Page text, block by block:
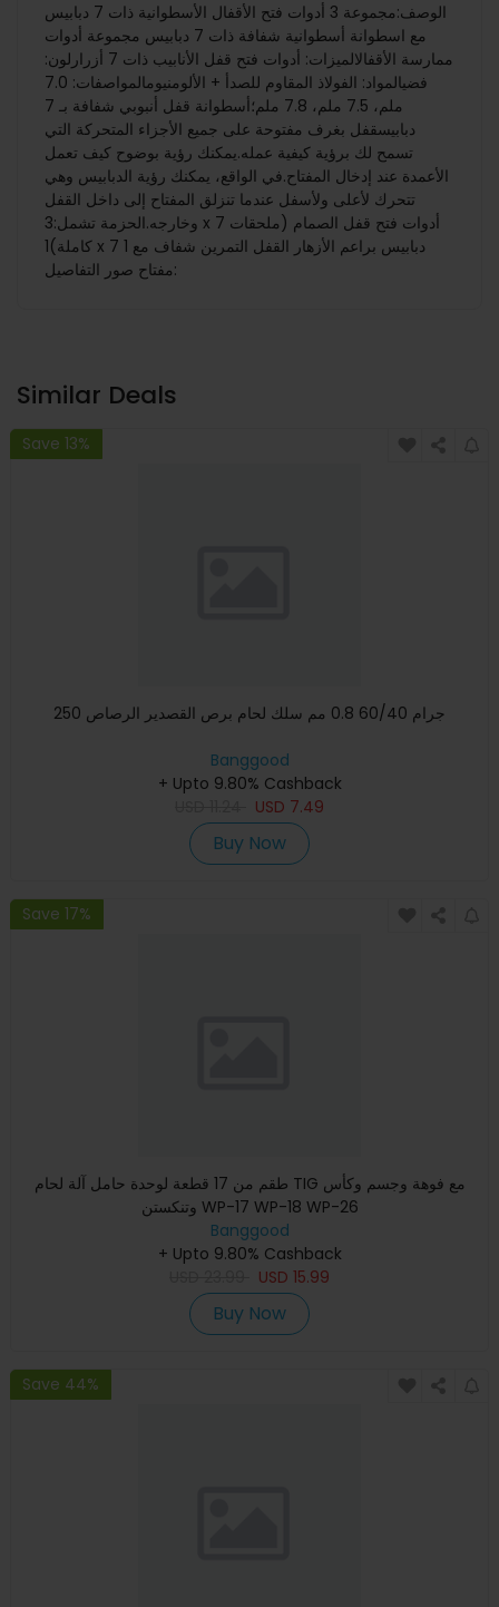
الوصف:مجموعة 3 أدوات فتح الأقفال الأسطوانية ذات 7 دبابيس
مع اسطوانة أسطوانية شفافة ذات 7 دبابيس مجموعة أدوات
ممارسة الأقفالالميزات: أدوات فتح قفل الأنابيب ذات 7 أزرارلون:
فضيالمواد: الفولاذ المقاوم للصدأ + الألومنيومالمواصفات: 7.0
ملم، 7.5 ملم، 7.8 ملم؛أسطوانة قفل أنبوبي شفافة بـ 7
دبابيسقفل بغرف مفتوحة على جميع الأجزاء المتحركة التي
تسمح لك برؤية كيفية عمله.يمكنك رؤية بوضوح كيف تعمل
الأعمدة عند إدخال المفتاح.في الواقع، يمكنك رؤية الدبابيس وهي
تتحرك لأعلى ولأسفل عندما تنزلق المفتاح إلى داخل القفل
وخارجه.الحزمة تشمل:3 x 7 أدوات فتح قفل الصمام (ملحقات
كاملة)1 x 7 دبابيس براعم الأزهار القفل التمرين شفاف مع 1
مفتاح صور التفاصيل:
Similar Deals
Save 13%
250 جرام 60/40 0.8 مم سلك لحام برص القصدير الرصاص
Banggood
+ Upto 9.80% Cashback
USD 7.49
Buy Now
Save 17%
طقم من 17 قطعة لوحدة حامل آلة لحام TIG مع فوهة وجسم وكأس
وتنكستن WP-17 WP-18 WP-26
Banggood
+ Upto 9.80% Cashback
USD 15.99
Buy Now
Save 44%